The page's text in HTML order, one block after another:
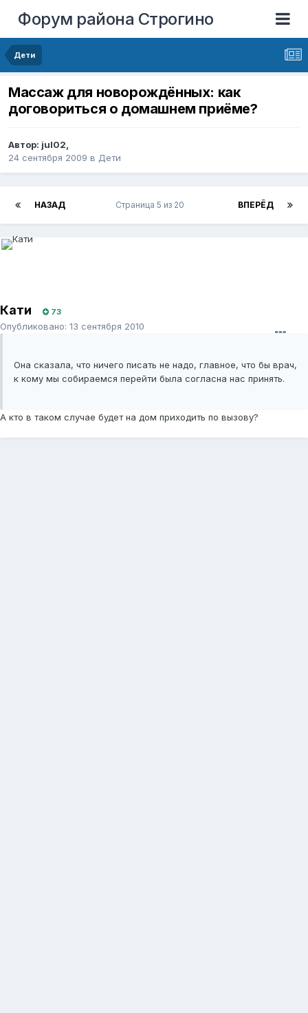
Форум района Строгино
Дети
Массаж для новорождённых: как
договориться о домашнем приёме?
Автор: jul02,
24 сентября 2009 в Дети
НАЗАД ВПЕРЁД
Страница 5 из 20
Кати 73
Опубликовано: 13 сентября 2010
Она сказала, что ничего писать не надо, главное, что бы врач,
к кому мы собираемся перейти была согласна нас принять.
А кто в таком случае будет на дом приходить по вызову?